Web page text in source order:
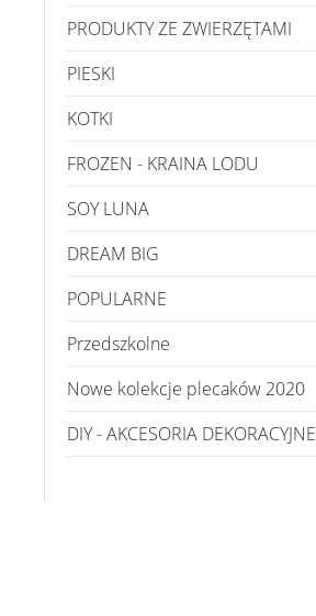
PRODUKTY ZE ZWIERZĘTAMI
PIESKI
KOTKI
FROZEN - KRAINA LODU
SOY LUNA
DREAM BIG
POPULARNE
Przedszkolne
Nowe kolekcje plecaków 2020
DIY - AKCESORIA DEKORACYJNE